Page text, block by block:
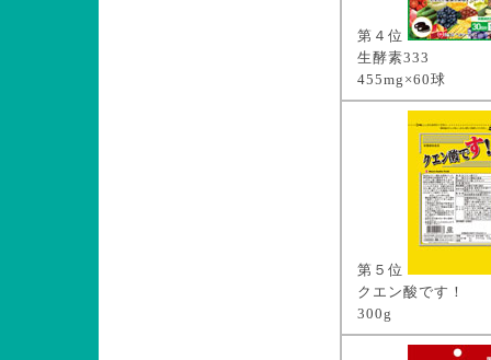
第４位
生酵素333
455mg×60球
第５位
クエン酸です！
300g